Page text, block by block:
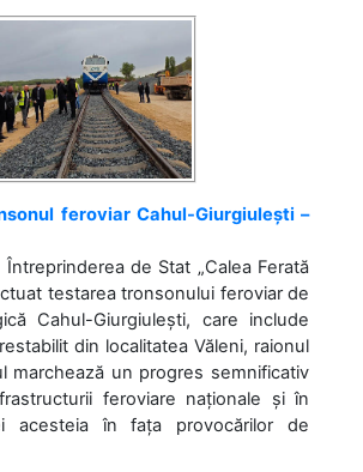
feroviar Cahul-Giurgiulești –
de Stat „Calea Ferată
testarea tronsonului feroviar de
Cahul-Giurgiulești, care include
din localitatea Văleni, raionul
marchează un progres semnificativ
feroviare naționale și în
acesteia în fața provocărilor de